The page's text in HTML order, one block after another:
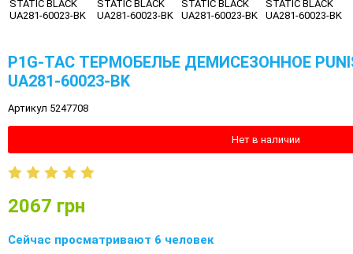
P1G-TAC ТЕРМОБЕЛЬЕ ДЕМИСЕЗОННОЕ
UA281-60023-BK
Артикул 5247708
Нет в наличии
2067 грн
Сейчас просматривают 6 человек